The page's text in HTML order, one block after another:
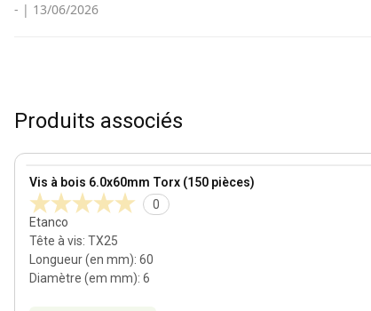
- | 13/06/2026
Produits associés
Vis à bois 6.0x60mm Torx (150 pièces)
0
Etanco
Tête à vis: TX25
Longueur (en mm): 60
Diamètre (em mm): 6
View product